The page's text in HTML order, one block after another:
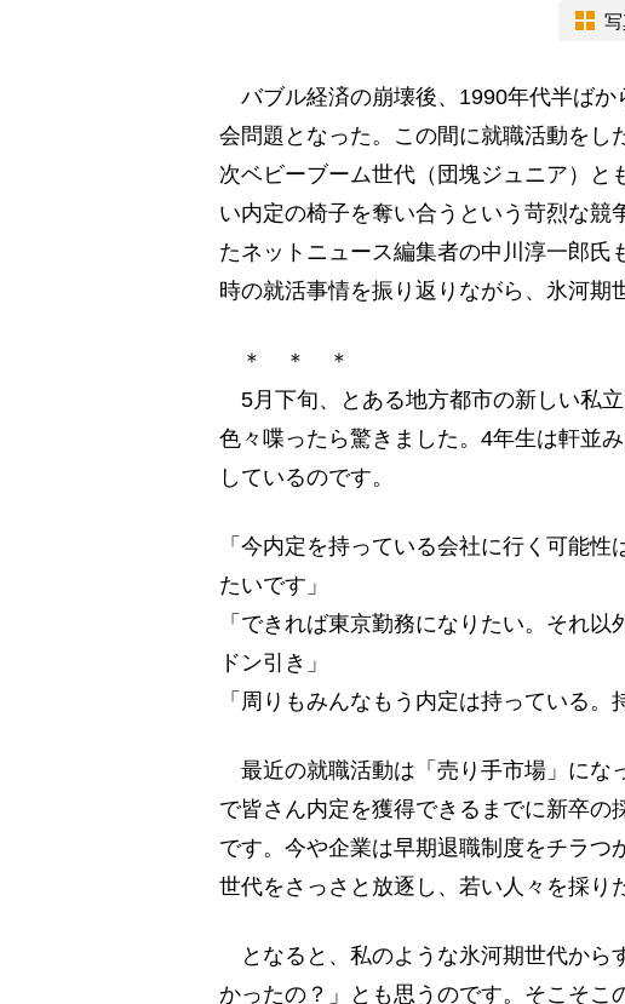
バブル経済の崩壊後、1990年代半ばか
会問題となった。この間に就職活動を
次ベビーブーム世代（団塊ジュニア）
い内定の椅子を奪い合うという苛烈な競
たネットニュース編集者の中川淳一郎氏
時の就活事情を振り返りながら、氷河期
＊ ＊ ＊
5月下旬、とある地方都市の新しい私
色々喋ったら驚きました。4年生は軒並
しているのです。
「今内定を持っている会社に行く可能
たいです」
「できれば東京勤務になりたい。それ
ドン引き」
「周りもみんなもう内定は持っている。
最近の就職活動は「売り手市場」にな
で皆さん内定を獲得できるまでに新卒
です。今や企業は早期退職制度をチラ
世代をさっさと放逐し、若い人々を採り
となると、私のような氷河期世代から
かったの？」とも思うのです。そこそこ